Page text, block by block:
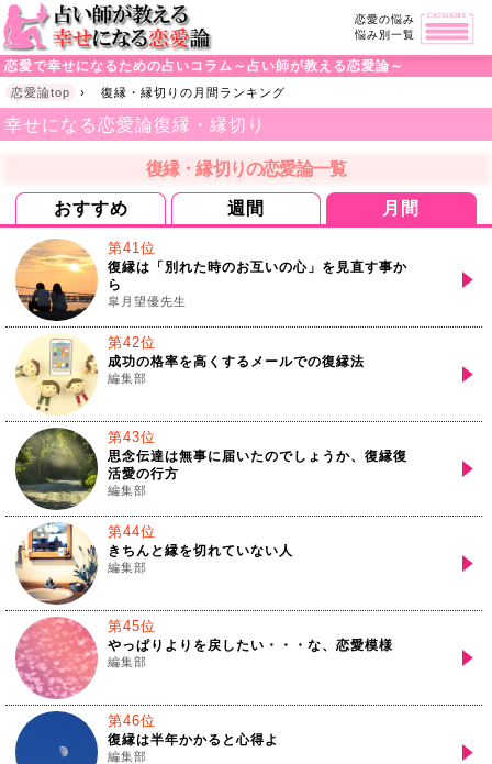
恋愛の悩み
悩み別一覧
恋愛で幸せになるための占いコラム～占い師が教える恋愛論～
恋愛論top › 復縁・縁切りの月間ランキング
幸せになる恋愛論復縁・縁切り
復縁・縁切りの恋愛論一覧
おすすめ 週間 月間
第41位
復縁は「別れた時のお互いの心」を見直す事か
ら
皐月望優先生
第42位
成功の格率を高くするメールでの復縁法
編集部
第43位
思念伝達は無事に届いたのでしょうか、復縁復
活愛の行方
編集部
第44位
きちんと縁を切れていない人
編集部
第45位
やっぱりよりを戻したい・・・な、恋愛模様
編集部
第46位
復縁は半年かかると心得よ
編集部